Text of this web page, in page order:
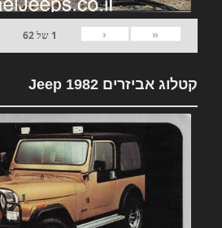
«
‹
1 של62
קטלוג אביזרים 1982 Jeep